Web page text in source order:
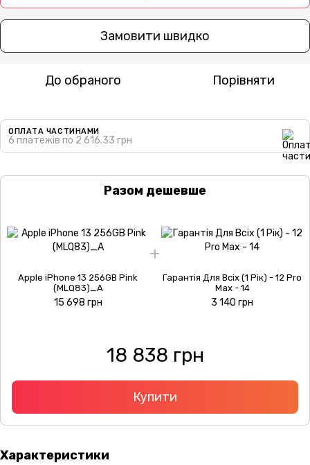
Замовити швидко
До обраного Порівняти
ОПЛАТА ЧАСТИНАМИ
6 платежів по 2 616.33 грн
Разом дешевше
Apple iPhone 13 256GB Pink
(MLQ83)_А
15 698 грн
Гарантія Для Всіх (1 Рік) - 12 Pro
Max - 14
3 140 грн
18 838 грн
Купити
Характеристики